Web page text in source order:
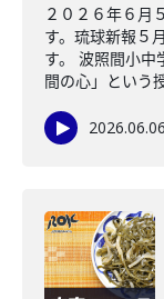
２０２６年６月
す。琉球新報５
す。 波照間小中
間の心」という
2026.06.06